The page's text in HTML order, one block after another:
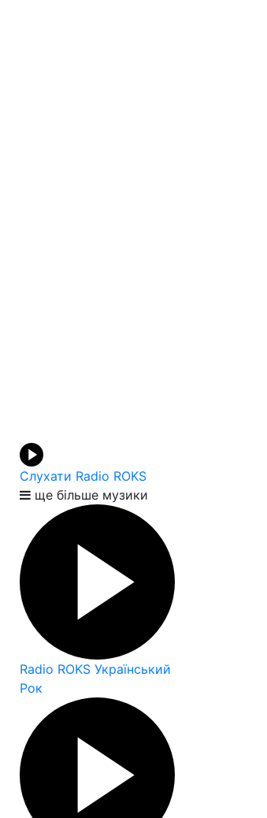
Слухати Radio ROKS
ще більше музики
Radio ROKS Український
Рок